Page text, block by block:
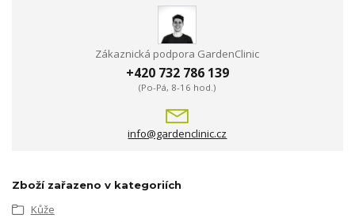
Zákaznická podpora GardenClinic
+420 732 786 139
(Po-Pá, 8-16 hod.)
info@gardenclinic.cz
Zboží zařazeno v kategoriích
Kůže